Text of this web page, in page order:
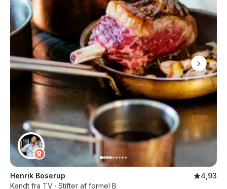
Henrik Boserup
4,93
Kendt fra TV · Stifter af formel B